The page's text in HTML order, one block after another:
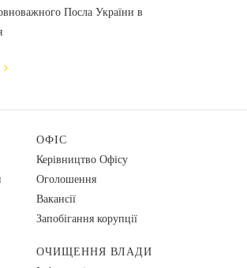
Посла України в
ОФІС
Керівництво Офісу
Оголошення
Вакансії
Запобігання корупції
ОЧИЩЕННЯ ВЛАДИ